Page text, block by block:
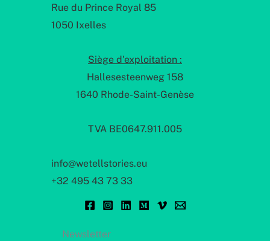
Rue du Prince Royal 85
1050 Ixelles
Siège d'exploitation :
Hallesesteenweg 158
1640 Rhode-Saint-Genèse
TVA BE0647.911.005
info@wetellstories.eu
+32 495 43 73 33
Newsletter